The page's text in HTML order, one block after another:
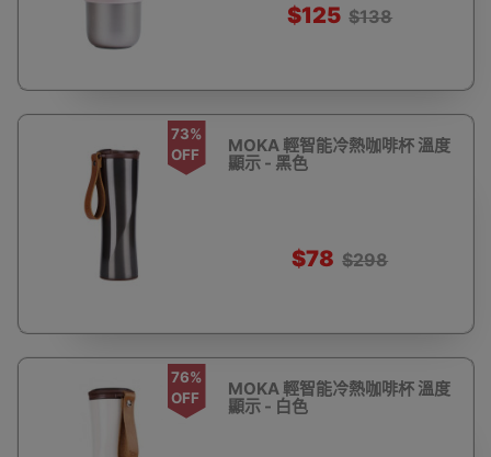
$125 $138
73%
OFF
MOKA 輕智能冷熱咖啡杯 溫度
顯示 - 黑色
$78 $298
76%
OFF
MOKA 輕智能冷熱咖啡杯 溫度
顯示 - 白色